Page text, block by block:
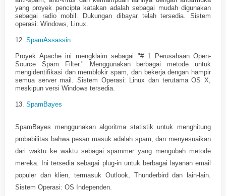
yang proyek pencipta katakan adalah sebagai mudah digunakan
sebagai radio mobil. Dukungan dibayar telah tersedia. Sistem
operasi: Windows, Linux.
12. SpamAssassin
Proyek Apache ini mengklaim sebagai "# 1 Perusahaan Open-
Source Spam Filter." Menggunakan berbagai metode untuk
mengidentifikasi dan memblokir spam, dan bekerja dengan hampir
semua server mail. Sistem Operasi: Linux dan terutama OS X,
meskipun versi Windows tersedia.
13. SpamBayes
SpamBayes menggunakan algoritma statistik untuk menghitung
probabilitas bahwa pesan masuk adalah spam, dan menyesuaikan
dari waktu ke waktu sebagai spammer yang mengubah metode
mereka. Ini tersedia sebagai plug-in untuk berbagai layanan email
populer dan klien, termasuk Outlook, Thunderbird dan lain-lain.
Sistem Operasi: OS Independen.